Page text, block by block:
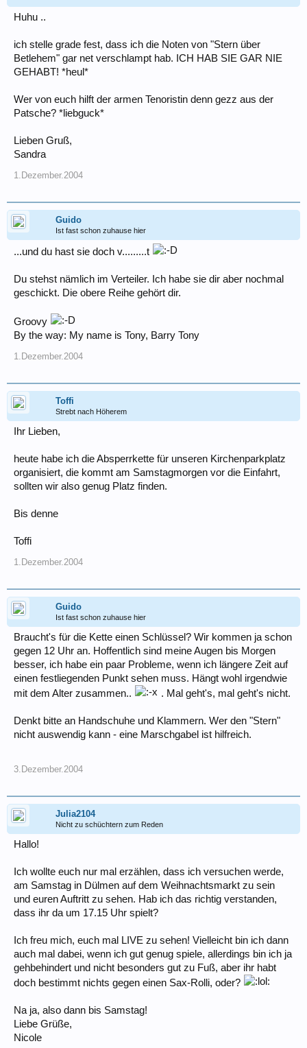
Huhu ..
ich stelle grade fest, dass ich die Noten von "Stern über
Betlehem" gar net verschlampt hab. ICH HAB SIE GAR NIE
GEHABT! *heul*
Wer von euch hilft der armen Tenoristin denn gezz aus der
Patsche? *liebguck*
Lieben Gruß,
Sandra
1.Dezember.2004
Guido
Ist fast schon zuhause hier
...und du hast sie doch v.........t
Du stehst nämlich im Verteiler. Ich habe sie dir aber nochmal
geschickt. Die obere Reihe gehört dir.
Groovy
By the way: My name is Tony, Barry Tony
1.Dezember.2004
Toffi
Strebt nach Höherem
Ihr Lieben,
heute habe ich die Absperrkette für unseren Kirchenparkplatz
organisiert, die kommt am Samstagmorgen vor die Einfahrt,
sollten wir also genug Platz finden.
Bis denne
Toffi
1.Dezember.2004
Guido
Ist fast schon zuhause hier
Braucht's für die Kette einen Schlüssel? Wir kommen ja schon
gegen 12 Uhr an. Hoffentlich sind meine Augen bis Morgen
besser, ich habe ein paar Probleme, wenn ich längere Zeit auf
einen festliegenden Punkt sehen muss. Hängt wohl irgendwie
mit dem Alter zusammen..
. Mal geht's, mal geht's nicht.
Denkt bitte an Handschuhe und Klammern. Wer den "Stern"
nicht auswendig kann - eine Marschgabel ist hilfreich.
3.Dezember.2004
Julia2104
Nicht zu schüchtern zum Reden
Hallo!
Ich wollte euch nur mal erzählen, dass ich versuchen werde,
am Samstag in Dülmen auf dem Weihnachtsmarkt zu sein
und euren Auftritt zu sehen. Hab ich das richtig verstanden,
dass ihr da um 17.15 Uhr spielt?
Ich freu mich, euch mal LIVE zu sehen! Vielleicht bin ich dann
auch mal dabei, wenn ich gut genug spiele, allerdings bin ich ja
gehbehindert und nicht besonders gut zu Fuß, aber ihr habt
doch bestimmt nichts gegen einen Sax-Rolli, oder?
Na ja, also dann bis Samstag!
Liebe Grüße,
Nicole